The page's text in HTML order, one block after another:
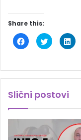
Share this:
C
l
t
s
a
r
e
o
n
a
c
C
l
t
s
a
r
e
o
n
w
i
C
l
t
s
e
o
n
L
n
Slični postovi